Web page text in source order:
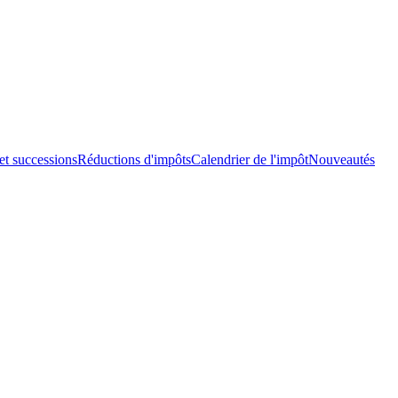
successionsRéductions d'impôtsCalendrier de l'impôtNouveautés